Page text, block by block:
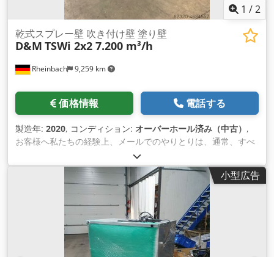
1 /2
Rheinbach 9,259 km
乾式スプレー壁 吹き付け壁 塗り壁
D&M TSWi 2x2 7.200 m³/h
価格情報 電話する
製造年: 2020, コンディション: オーバーホール済み（中古） ,
お客様へ私たちの経験上、メールでのやりとりは、通常、すべ
てのことを不必要に引き延ばしてしまうことがわかっていま
す。 私たちは迅速にお客様のお役に立てればと思いますが、3
日もメールを書いて往復するよりも、電話で3分を費やした方
が良いと思います。 TSWi 20.20 乾式スプラッシュウォール 寸
法2000 x 2000 mm 幅 x 高さ 扇風機は壁に内蔵されている 空
気容量：7,200 m³ / h モーター1,50 kW 耐圧 排気管400 Ø mm
深さ：900mm 二重ろ過: ペーパー フィルター + ろ過 ペイント
ストップフィルターマットオーバー ターミナルストリップ
小型広告